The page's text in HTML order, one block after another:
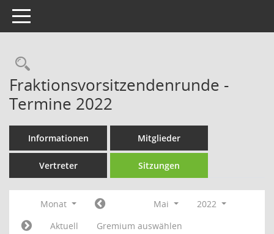
Toggle navigation
Rechercheauswahl
Fraktionsvorsitzendenrunde -
Termine 2022
Informationen Mitglieder
Vertreter Sitzungen
Monat Mai
2022
Aktuell
Gremium auswählen